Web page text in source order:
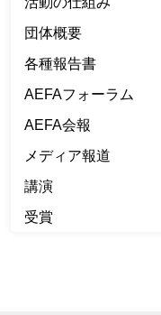
団体概要
各種報告書
AEFAフォーラム
AEFA会報
メディア報道
講演
受賞